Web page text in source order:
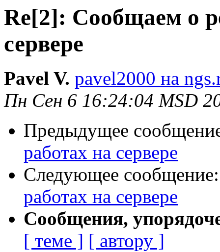
Re[2]: Сообщаем о
сервере
Pavel V. pavel2000 на
Пн Сен 6 16:24:04 MSD
Предыдущее
работах на сервере
Следующее
работах на сервере
Сообщения,
[ теме ] [ автору ]